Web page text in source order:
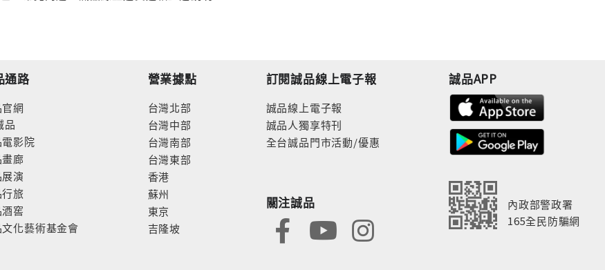
通路
網
品
影院
廊
演
旅
窖
化藝術基金會
營業據點
台灣北部
台灣中部
台灣南部
台灣東部
香港
蘇州
東京
吉隆坡
訂閱誠品線上電子報
誠品線上電子報
誠品人獨享特刊
全台誠品門市活動/優惠
關注誠品
誠品APP
內政部警政署
165全民防騙網